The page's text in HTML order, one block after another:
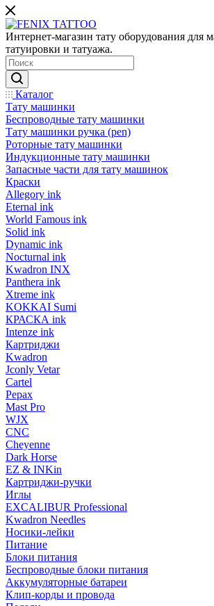
Интернет-магазин тату оборудования для
татуировки и татуажа.
Каталог
Тату машинки
Беспроводные тату машинки
Тату машинки ручка (pen)
Роторные тату машинки
Индукционные тату машинки
Запасные части для тату машинок
Краски
Allegory ink
Eternal ink
World Famous ink
Solid ink
Dynamic ink
Nocturnal ink
Kwadron INX
Panthera ink
Xtreme ink
KOKKAI Sumi
КРАСКА ink
Intenze ink
Картриджи
Kwadron
Jconly Vetar
Cartel
Pepax
Mast Pro
WJX
CNC
Cheyenne
Dark Horse
EZ & INKin
Картриджи-ручки
Иглы
EXCALIBUR Professional
Kwadron Needles
Носики-лейки
Питание
Блоки питания
Беспроводные блоки питания
Аккумуляторные батареи
Клип-корды и провода